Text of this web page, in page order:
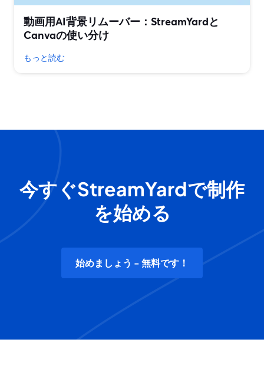
動画用AI背景リムーバー：StreamYardと
Canvaの使い分け
もっと読む
今すぐStreamYardで制作
を始める
始めましょう - 無料です！